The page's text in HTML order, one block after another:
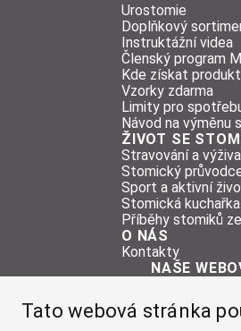
Tato webová stránka
Urostomie
Doplňkový
Instruktážní videa
Členský program
Kde získat
Vzorky zdarma
Limity pro
Návod na výměnu
ŽIVOT SE
Stravování a výživa
Stomický
Sport a aktivní
Stomická kuchařka
Příběhy stomiků
O NÁS
Kontakty
NAŠE
POMŮCKY